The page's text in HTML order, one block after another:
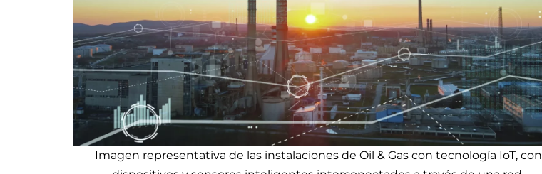
Imagen representativa de las instalaciones de Oil & Gas con tecnología IoT, con